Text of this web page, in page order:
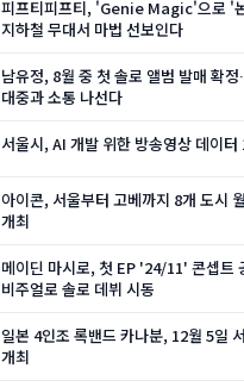
피프티피프티, 'Genie Magic'으로 '
지하철 무대서 마법 선보인다
남유정, 8월 중 첫 솔로 앨범 발매 확
대중과 소통 나선다
서울시, AI 개발 위한 방송영상 데이
아이콘, 서울부터 고베까지 8개 도시
개최
메이딘 마시로, 첫 EP '24/11' 콘셉트
비주얼로 솔로 데뷔 시동
일본 4인조 록밴드 카나분, 12월 5일
개최